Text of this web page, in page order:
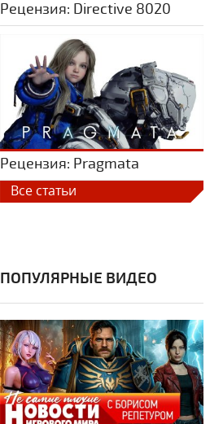
Рецензия: Directive 8020
Рецензия: Pragmata
Все статьи
ПОПУЛЯРНЫЕ ВИДЕО